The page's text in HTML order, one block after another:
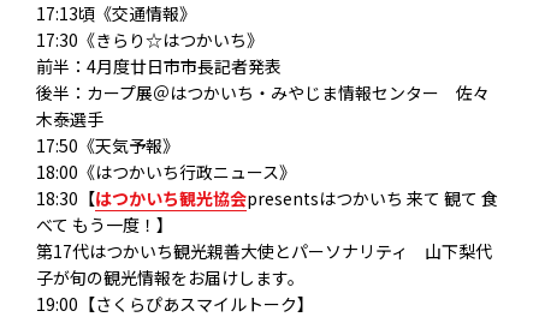
17:13頃《交通情報》
17:30《きらり☆はつかいち》
前半：4月度廿日市市長記者発表
後半：カープ展＠はつかいち・みやじま情報センター 佐々
木泰選手
17:50《天気予報》
18:00《はつかいち行政ニュース》
18:30【はつかいち観光協会presentsはつかいち 来て 観て 食
べて もう一度！】
第17代はつかいち観光親善大使とパーソナリティ 山下梨代
子が旬の観光情報をお届けします。
19:00【さくらぴあスマイルトーク】